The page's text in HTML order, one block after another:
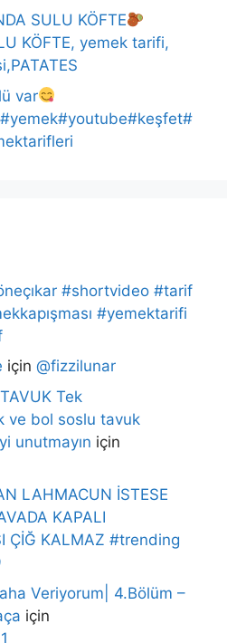
SULU KÖFTE
KÖFTE, yemek tarifi,
var
#shortvideo #tarif
#yemektarifi
için @fizzilunar
Tek
ve bol soslu tavuk
unutmayın için
LAHMACUN İSTESE
KAPALI
ÇİĞ KALMAZ #trending
Veriyorum| 4.Bölüm –
için